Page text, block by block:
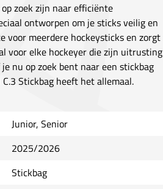
zoek zijn naar efficiënte
ontworpen om je sticks veilig en
voor meerdere hockeysticks en zorgt
voor elke hockeyer die zijn uitrusting
nu op zoek bent naar een stickbag
Stickbag heeft het allemaal.
Junior, Senior
2025/2026
Stickbag